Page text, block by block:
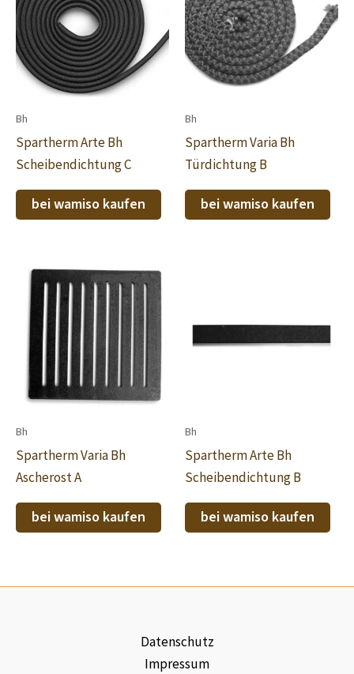
Bh
Spartherm Arte Bh
Scheibendichtung C
bei wamiso kaufen
Bh
Spartherm Varia Bh
Türdichtung B
bei wamiso kaufen
Bh
Spartherm Varia Bh
Ascherost A
bei wamiso kaufen
Bh
Spartherm Arte Bh
Scheibendichtung B
bei wamiso kaufen
Datenschutz
Impressum